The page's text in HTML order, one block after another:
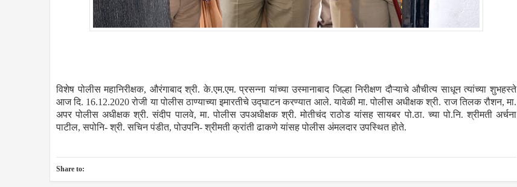
विशेष पोलीस महानिरीक्षक, औरंगाबाद श्री. के.एम.एम. प्रसन्ना यांच्या उस्मानाबाद जिल्हा निरीक्षण दौऱ्याचे औचीत्य साधून त्यांच्या शुभहस्ते
आज दि. 16.12.2020 रोजी या पोलीस ठाण्याच्या इमारतीचे उद्घाटन करण्यात आले. यावेळी मा. पोलीस अधीक्षक श्री. राज तिलक रौशन, मा.
अपर पोलीस अधीक्षक श्री. संदीप पालवे, मा. पोलीस उपअधीक्षक श्री. मोतीचंद राठोड यांसह सायबर पो.ठा. च्या पो.नि. श्रीमती अर्चना
पाटील, सपोनि- श्री. सचिन पंडीत, पोउपनि- श्रीमती क्रांती ढाकणे यांसह पोलीस अंमलदार उपस्थित होते.
Share to: